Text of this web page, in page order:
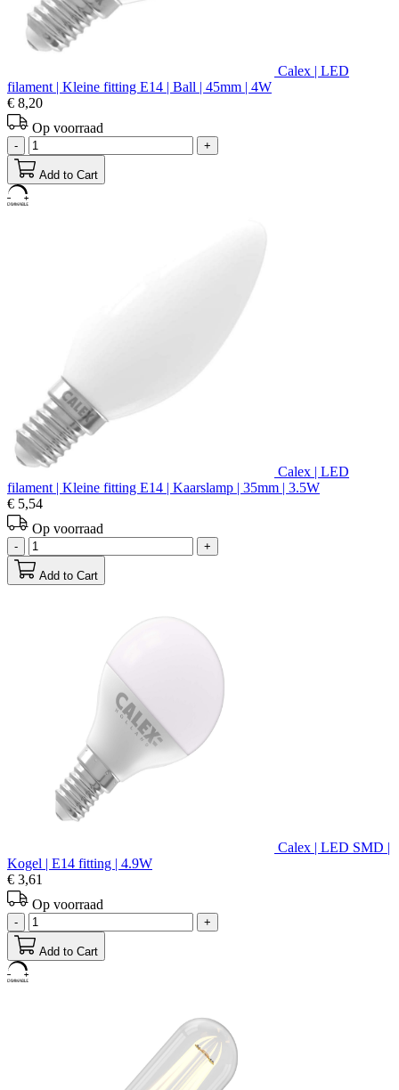
Calex | LED
filament | Kleine fitting E14 | Ball | 45mm | 4W
€ 8,20
Op voorraad
- +
Add to Cart
Calex | LED
filament | Kleine fitting E14 | Kaarslamp | 35mm | 3.5W
€ 5,54
Op voorraad
- +
Add to Cart
Calex | LED SMD |
Kogel | E14 fitting | 4.9W
€ 3,61
Op voorraad
- +
Add to Cart